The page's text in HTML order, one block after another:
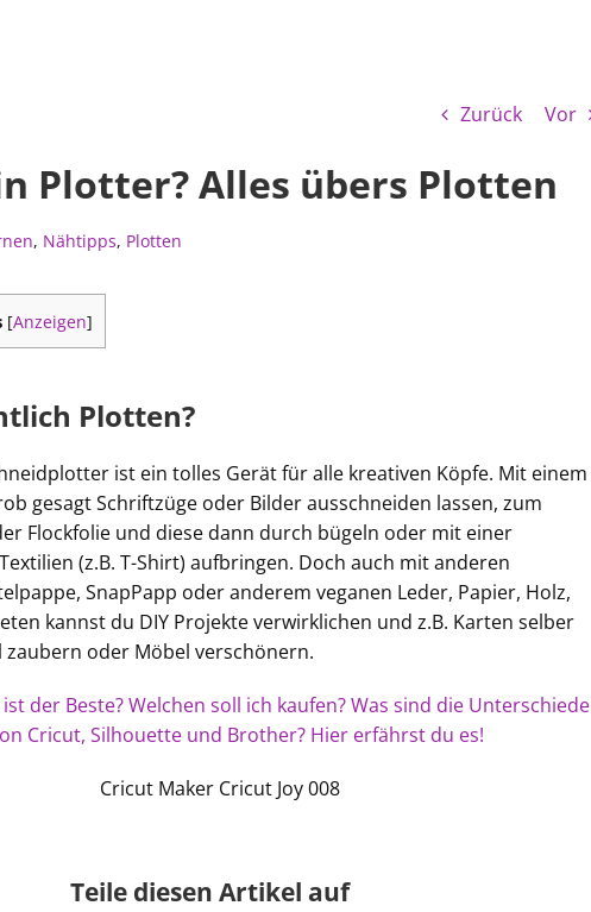
Zurück Vor
Plotter? Alles übers Plotten
, Nähtipps, Plotten
[Anzeigen]
Plotten?
ist ein tolles Gerät für alle kreativen Köpfe. Mit einem
gesagt Schriftzüge oder Bilder ausschneiden lassen, zum
Flockfolie und diese dann durch bügeln oder mit einer
(z.B. T-Shirt) aufbringen. Doch auch mit anderen
SnapPapp oder anderem veganen Leder, Papier, Holz,
kannst du DIY Projekte verwirklichen und z.B. Karten selber
zaubern oder Möbel verschönern.
der Beste? Welchen soll ich kaufen? Was sind die Unterschiede
Cricut, Silhouette und Brother? Hier erfährst du es!
Teile diesen Artikel auf